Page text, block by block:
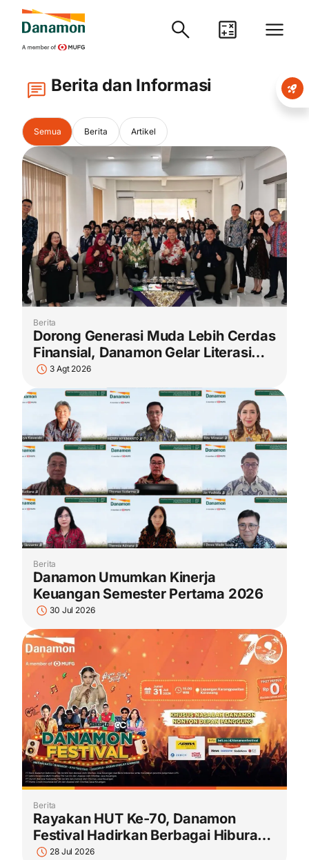
Berita dan Informasi
Semua Berita Artikel
Berita
Dorong Generasi Muda Lebih Cerdas
Finansial, Danamon Gelar Literasi
Keuangan dan Revitalisasi
Perpustakaan di Jambi
3 Agt 2026
Berita
Danamon Umumkan Kinerja
Keuangan Semester Pertama 2026
30 Jul 2026
Berita
Rayakan HUT Ke-70, Danamon
Festival Hadirkan Berbagai Hiburan
dan Promo Menarik
28 Jul 2026